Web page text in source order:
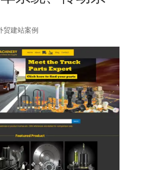
贸建站案例